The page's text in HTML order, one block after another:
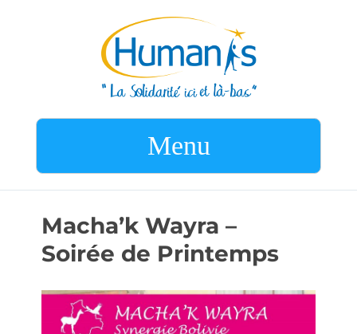
Menu
Macha’k Wayra –
Soirée de Printemps